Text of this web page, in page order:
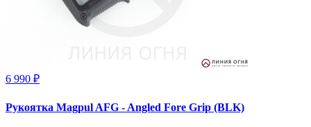
6 990 ₽
Рукоятка Magpul AFG - Angled Fore Grip (BLK)